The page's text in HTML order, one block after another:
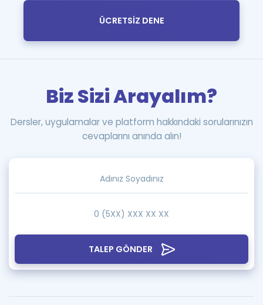
ÜCRETSİZ DENE
TALEP GÖNDER
Biz Sizi Arayalım?
Dersler, uygulamalar ve platform hakkındaki sorularınızın
cevaplarını anında alın!